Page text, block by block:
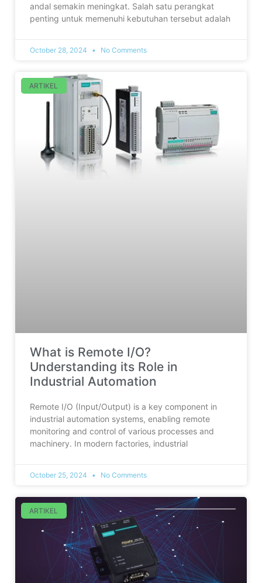
andal semakin meningkat. Salah satu perangkat
penting untuk memenuhi kebutuhan tersebut adalah
October 28, 2024 No Comments
ARTIKEL
What is Remote I/O?
Understanding its Role in
Industrial Automation
Remote I/O (Input/Output) is a key component in
industrial automation systems, enabling remote
monitoring and control of various processes and
machinery. In modern factories, industrial
October 25, 2024 No Comments
ARTIKEL